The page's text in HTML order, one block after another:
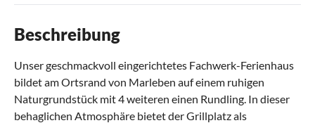
Beschreibung
Unser geschmackvoll eingerichtetes Fachwerk-Ferienhaus
bildet am Ortsrand von Marleben auf einem ruhigen
Naturgrundstück mit 4 weiteren einen Rundling. In dieser
behaglichen Atmosphäre bietet der Grillplatz als